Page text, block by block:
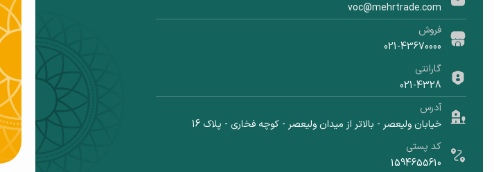
voc@mehrtrade.com
فروش
021-43670000
گارانتی
021-4328
آدرس
خیابان ولیعصر - بالاتر از میدان ولیعصر - کوچه فخاری - پلاک 16
کد پستی
1594655610